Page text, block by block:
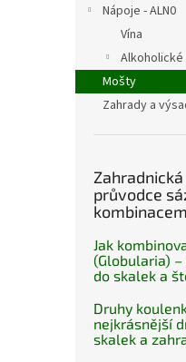
Nápoje - ALN0
Vína
Mošty
Zahrady a
průvodce
Jak
(Globularia)
do skalek a
Druhy
nejkrásnější
skalek a